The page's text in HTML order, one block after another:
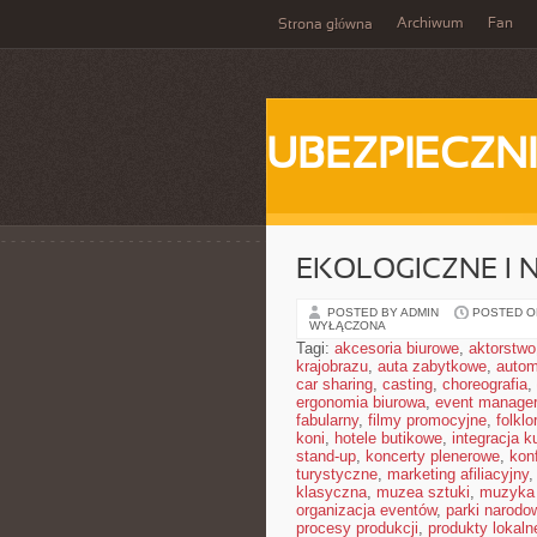
Strona główna Archiwum Fan
EKOLOGICZNE I
POSTED BY ADMIN POSTED
WYŁĄCZONA
Tagi: akcesoria biurowe, aktorstwo
krajobrazu, auta zabytkowe,
car sharing, casting, choreografia,
ergonomia biurowa, event manager
fabularny, filmy promocyjne, folklor
koni, hotele butikowe, integracja
stand-up, koncerty plenerowe,
turystyczne, marketing afiliacyjny,
klasyczna, muzea sztuki,
organizacja eventów, parki
procesy produkcji, produkty